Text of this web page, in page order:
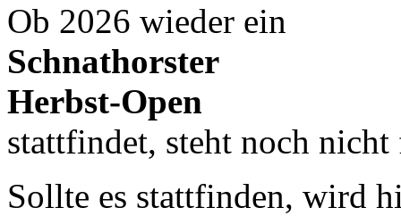
Ob 2026 wieder ein
Schnathorster
Herbst-Open
stattfindet, steht noch nicht
Sollte es stattfinden, wird